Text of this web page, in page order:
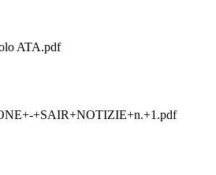
ATA.pdf
+SAIR+NOTIZIE+n.+1.pdf